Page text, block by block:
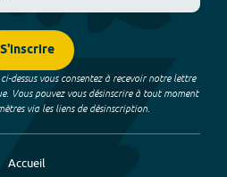
S'inscrire
dessus vous consentez à recevoir notre lettre
Vous pouvez vous désinscrire à tout moment
via les liens de désinscription.
Accueil